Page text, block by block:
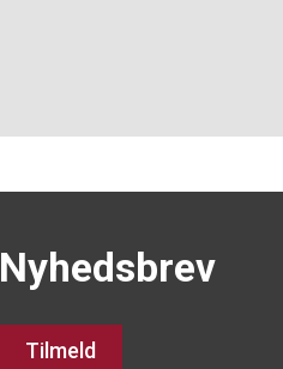
Nyhedsbrev
Tilmeld